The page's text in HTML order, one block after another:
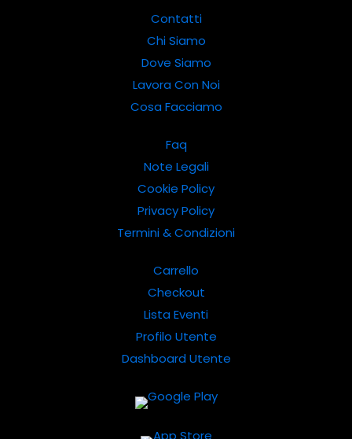
Contatti
Chi Siamo
Dove Siamo
Lavora Con Noi
Cosa Facciamo
Faq
Note Legali
Cookie Policy
Privacy Policy
Termini & Condizioni
Carrello
Checkout
Lista Eventi
Profilo Utente
Dashboard Utente